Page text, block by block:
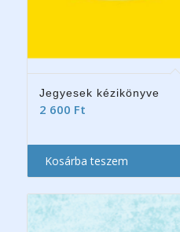
Jegyesek kézikönyve
2 600 Ft
Kosárba teszem